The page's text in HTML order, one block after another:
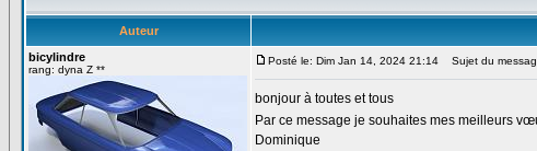
Auteur
bicylindre
rang: dyna Z **
Posté le: Dim Jan 14, 2024 21:14 Sujet du
bonjour à toutes et tous
Par ce message je souhaites mes meilleurs
Dominique